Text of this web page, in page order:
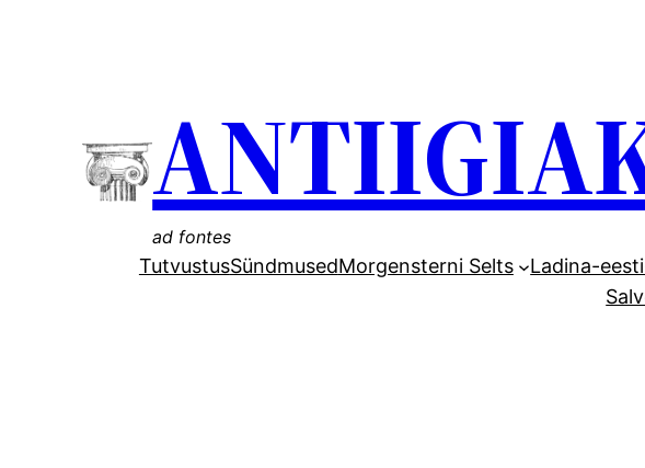
ad fontes
TutvustusSündmusedMorgensterni Selts Ladina-